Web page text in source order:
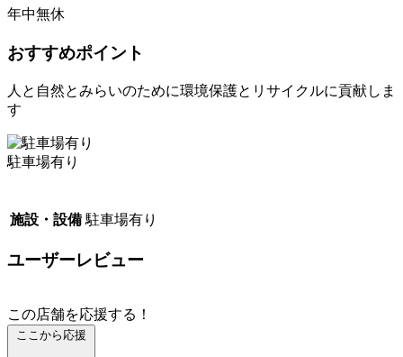
年中無休
おすすめポイント
人と自然とみらいのために環境保護とリサイクルに貢献しま
す
駐車場有り
施設・設備 駐車場有り
ユーザーレビュー
この店舗を応援する！
ここから応援